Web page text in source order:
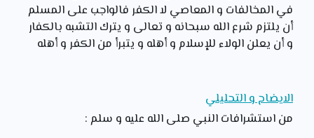
في المخالفات و المعاصي لا الكفر فالواجب على المسلم
أن يلتزم شرع الله سبحانه و تعالى و يترك التشبه بالكفار
و أن يعلن الولاء للإسلام و أهله و يتبرأ من الكفر و أهله
الايضاح و التحليلي
من استشرافات النبي صلى الله عليه و سلم :